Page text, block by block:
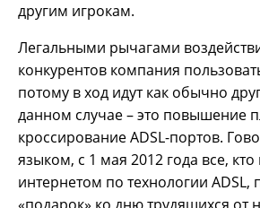
другим игрокам.
Легальными рычагами
конкурентов компания
потому в ход идут как обычно
данном случае – это повышение
кроссирование ADSL-портов.
языком, с 1 мая 2012 года все, кто
интернетом по технологии ADSL,